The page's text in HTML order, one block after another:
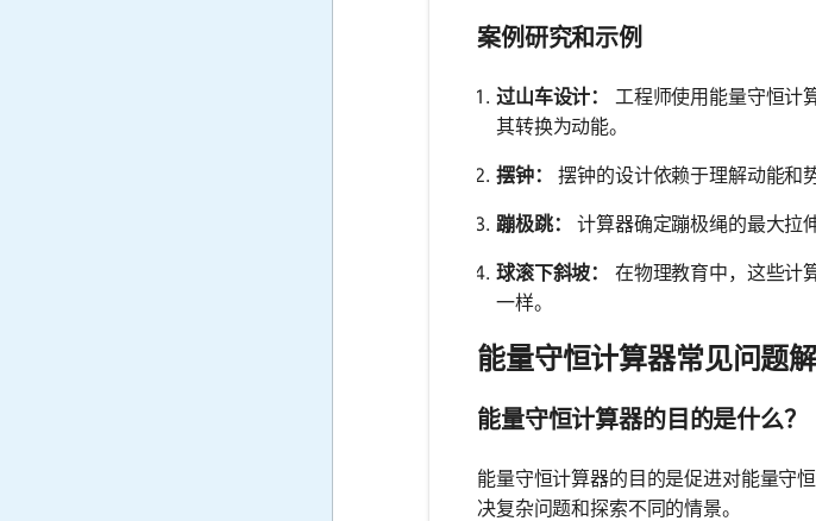
案例研究和示例
过山车设计：
工程师使用能量守恒计
其转换为动能。
摆钟： 摆钟的设计依赖于理解动能和
蹦极跳： 计算器确定蹦极绳的最大拉
球滚下斜坡：
在物理教育中，这些计
一样。
能量守恒计算器常见问题
能量守恒计算器的目的是什么？
能量守恒计算器的目的是促进对能量守
决复杂问题和探索不同的情景。